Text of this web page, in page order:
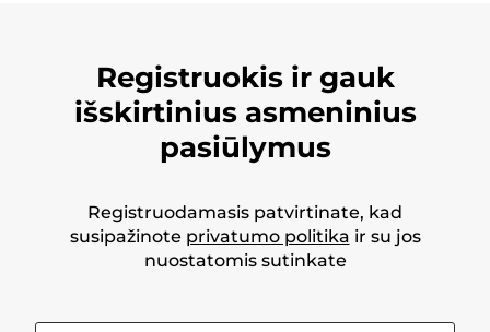
Registruokis ir gauk
išskirtinius asmeninius
pasiūlymus
Registruodamasis patvirtinate, kad
susipažinote privatumo politika ir su jos
nuostatomis sutinkate